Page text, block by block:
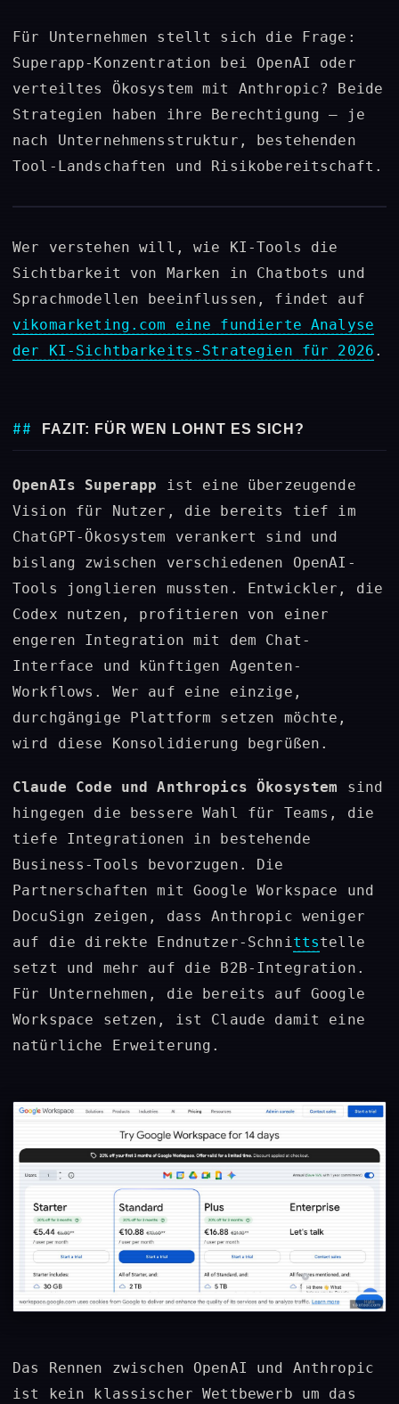
Für Unternehmen stellt sich die Frage:
Superapp-Konzentration bei OpenAI oder
verteiltes Ökosystem mit Anthropic? Beide
Strategien haben ihre Berechtigung – je
nach Unternehmensstruktur, bestehenden
Tool-Landschaften und Risikobereitschaft.
Wer verstehen will, wie KI-Tools die
Sichtbarkeit von Marken in Chatbots und
Sprachmodellen beeinflussen, findet auf
vikomarketing.com eine fundierte Analyse
der KI-Sichtbarkeits-Strategien für 2026 .
FAZIT: FÜR WEN LOHNT ES SICH?
OpenAIs Superapp ist eine überzeugende
Vision für Nutzer, die bereits tief im
ChatGPT-Ökosystem verankert sind und
bislang zwischen verschiedenen OpenAI-
Tools jonglieren mussten. Entwickler, die
Codex nutzen, profitieren von einer
engeren Integration mit dem Chat-
Interface und künftigen Agenten-
Workflows. Wer auf eine einzige,
durchgängige Plattform setzen möchte,
wird diese Konsolidierung begrüßen.
Claude Code und Anthropics Ökosystem sind
hingegen die bessere Wahl für Teams, die
tiefe Integrationen in bestehende
Business-Tools bevorzugen. Die
Partnerschaften mit Google Workspace und
DocuSign zeigen, dass Anthropic weniger
auf die direkte Endnutzer-Schnittstelle
setzt und mehr auf die B2B-Integration.
Für Unternehmen, die bereits auf Google
Workspace setzen, ist Claude damit eine
natürliche Erweiterung.
Das Rennen zwischen OpenAI und Anthropic
ist kein klassischer Wettbewerb um das